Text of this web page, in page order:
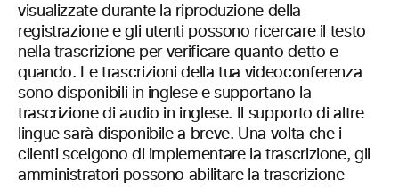
visualizzate durante la riproduzione della
registrazione e gli utenti possono ricercare il testo
nella trascrizione per verificare quanto detto e
quando. Le trascrizioni della tua videoconferenza
sono disponibili in inglese e supportano la
trascrizione di audio in inglese. Il supporto di altre
lingue sarà disponibile a breve. Una volta che i
clienti scelgono di implementare la trascrizione, gli
amministratori possono abilitare la trascrizione